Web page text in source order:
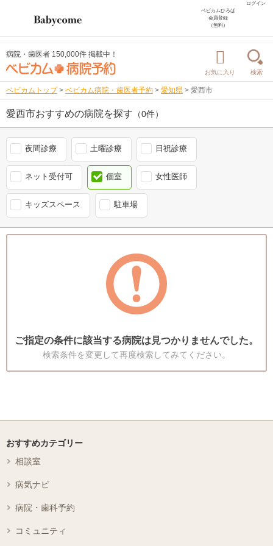
ログイン
ベビカムひろば
会員登録
（無料）
病院・歯医者 150,000件 掲載中！
お気に入り 検索
ベビカムトップ > ベビカム病院・歯医者予約 > 愛知県 > 愛西市
愛西市おすすめの病院を探す （0件）
夜間診療 土曜診療 日祝診療
ネット受付可 個室 女性医師
キッズスペース 駐車場
ご指定の条件に該当する病院は見つかりませんでした。
検索条件を変更して再度検索してみてください。
おすすめカテゴリー
相談室
病気ナビ
病院・歯科予約
コミュニティ